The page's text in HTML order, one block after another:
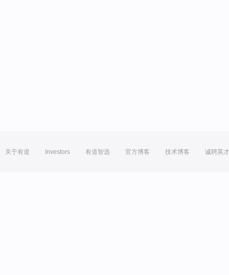
关于有道 Investors 有道智选 官方博客 技术博客 诚聘英才